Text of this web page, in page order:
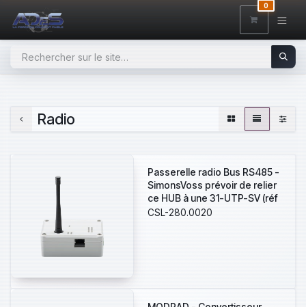
0
Radio
Passerelle radio Bus RS485 -
SimonsVoss prévoir de relier
ce HUB à une 31-UTP-SV (réf
390.7307) - Hub radio
CSL-280.0020